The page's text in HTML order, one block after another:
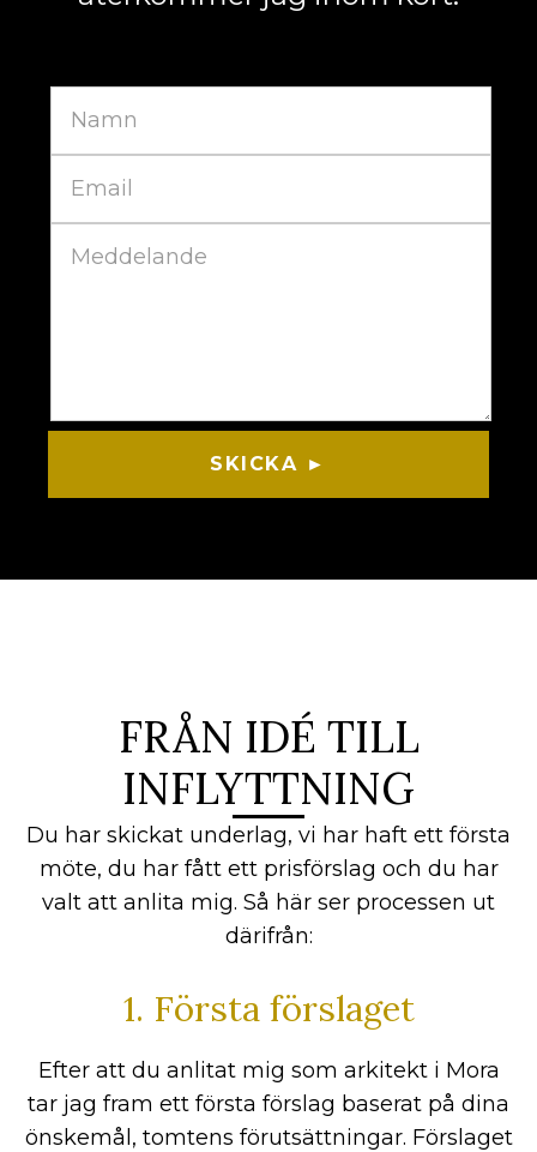
SKICKA ►
FRÅN IDÉ TILL
INFLYTTNING
Du har skickat underlag, vi har haft ett första
möte, du har fått ett prisförslag och du har
valt att anlita mig. Så här ser processen ut
därifrån:
1. Första förslaget
Efter att du anlitat mig som arkitekt i Mora
tar jag fram ett första förslag baserat på dina
önskemål, tomtens förutsättningar. Förslaget